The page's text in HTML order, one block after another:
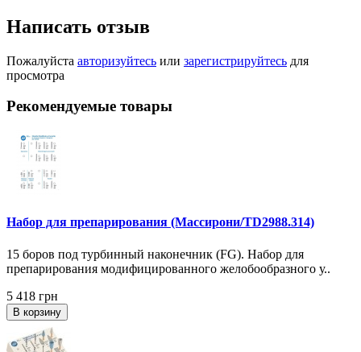
Написать отзыв
Пожалуйста авторизуйтесь или зарегистрируйтесь для
просмотра
Рекомендуемые товары
Набор для препарирования (Массирони/TD2988.314)
15 боров под турбинный наконечник (FG). Набор для
препарирования модифицированного желобообразного у..
5 418 грн
В корзину